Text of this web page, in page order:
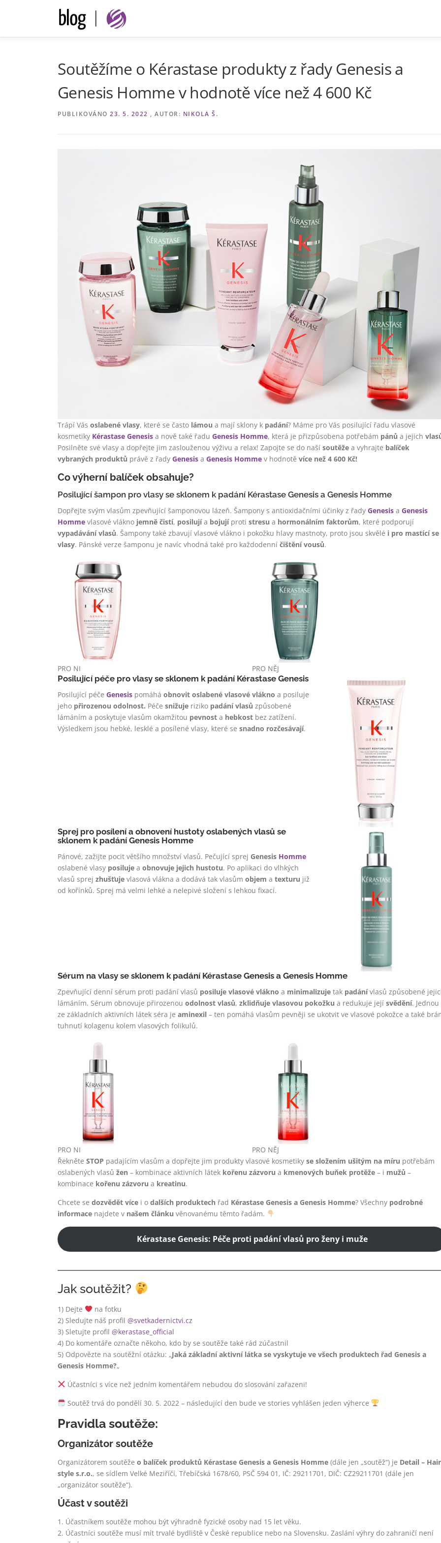
Soutěžíme o Kérastase produkty z řady Genesis a
Genesis Homme v hodnotě více než 4 600 Kč
PUBLIKOVÁNO 23. 5. 2022 , AUTOR: NIKOLA Š.
Trápí Vás oslabené vlasy, které se často lámou a mají sklony k padání? Máme pro Vás posilující řadu vlasové
kosmetiky Kérastase Genesis a nově také řadu Genesis Homme, která je přizpůsobena potřebám pánů a jejich
Posilněte své vlasy a dopřejte jim zaslouženou výživu a relax! Zapojte se do naší soutěže a vyhrajte balíček
vybraných produktů právě z řady Genesis a Genesis Homme v hodnotě více než 4 600 Kč!
Co výherní balíček obsahuje?
Posilující šampon pro vlasy se sklonem k padání Kérastase Genesis a Genesis Homme
Dopřejte svým vlasům zpevňující šamponovou lázeň. Šampony s antioxidačními účinky z řady Genesis a Genesis
Homme vlasové vlákno jemně čistí, posilujía bojují proti stresu a hormonálním faktorům, které podporují
vypadávání vlasů. Šampony také zbavují vlasové vlákno i pokožku hlavy mastnoty, proto jsou skvělé i pro mastící se
vlasy. Pánské verze šamponu je navíc vhodná také pro každodenní čištění vousů.
PRO NI PRO NĚJ
Posilující péče pro vlasy se sklonem k padání Kérastase Genesis
Posilující péče Genesis pomáhá obnovit oslabené vlasové vlákno a posiluje
jeho přirozenou odolnost. Péče snižuje riziko padání vlasů způsobené
lámáním a poskytuje vlasům okamžitou pevnost a hebkost bez zatížení.
Výsledkem jsou hebké, lesklé a posílené vlasy, které se snadno rozčesávají.
Sprej pro posílení a obnovení hustoty oslabených vlasů se
sklonem k padání Genesis Homme
Pánové, zažijte pocit většího množství vlasů. Pečující sprej Genesis Homme
oslabené vlasy posiluje a obnovuje jejich hustotu. Po aplikaci do vlhkých
vlasů sprej zhušťuje vlasová vlákna a dodává tak vlasům objem a texturu již
od kořínků. Sprej má velmi lehké a nelepivé složení s lehkou fixací.
Sérum na vlasy se sklonem k padání Kérastase Genesis a Genesis Homme
Zpevňující denní sérum proti padání vlasů posiluje vlasové vlákno a minimalizuje tak padánívlasů způsobené
lámáním. Sérum obnovuje přirozenou odolnost vlasů, zklidňuje vlasovou pokožku a redukuje její svědění. Jednou
ze základních aktivních látek séra je aminexil – ten pomáhá vlasům pevněji se ukotvit ve vlasové pokožce a také
tuhnutí kolagenu kolem vlasových folikulů.
PRO NI
PRO NĚJ
Řekněte STOP padajícím vlasům a dopřejte jim produkty vlasové kosmetiky se složením ušitým na míru potřebám
oslabených vlasů žen – kombinace aktivních látek kořenu zázvoru a kmenových buňek protěže – i mužů –
kombinace kořenu zázvoru a kreatinu.
Chcete se dozvědět více i o dalších produktech řad Kérastase Genesis a Genesis Homme? Všechny podrobné
informace najdete v našem článku věnovanému těmto řadám.
Kérastase Genesis: Péče proti padání vlasů pro ženy i muže
Jak soutěžit?
1) Dejte
na fotku
2) Sledujte náš profil @svetkadernictvi.cz
3) Sletujte profil @kerastase_official
4) Do komentáře označte někoho, kdo by se soutěže také rád zúčastnil
5) Odpovězte na soutěžní otázku: „Jaká základní aktivní látka se vyskytuje ve všech produktech řad Genesis a
Genesis Homme?„
Účastníci s více než jedním komentářem nebudou do slosování zařazeni!
Soutěž trvá do pondělí 30. 5. 2022 – následující den bude ve stories vyhlášen jeden výherce
Pravidla soutěže:
Organizátor soutěže
Organizátorem soutěže o balíček produktů Kérastase Genesis a Genesis Homme (dále jen „soutěž“) je Detail – Hair
style s.r.o., se sídlem Velké Meziříčí, Třebíčská 1678/60, PSČ 594 01, IČ: 29211701, DIČ: CZ29211701 (dále jen
„organizátor soutěže“).
Účast v soutěži
1. Účastníkem soutěže mohou být výhradně fyzické osoby nad 15 let věku.
2. Účastníci soutěže musí mít trvalé bydliště v České republice nebo na Slovensku. Zaslání výhry do zahraničí není